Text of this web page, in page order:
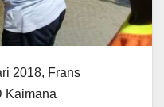
2018, Frans
Kaimana